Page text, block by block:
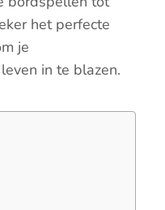
het perfecte
je
in te blazen.